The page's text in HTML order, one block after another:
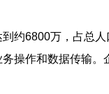
约6800万，占总
作和数据传输